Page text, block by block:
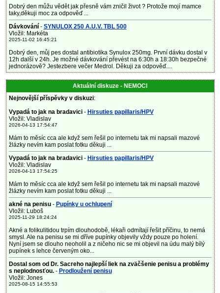
Dobrý den můžu vědět jak přesně vám zničil život ? Protože mojí mamce
taky,děkuji moc za odpověď ...
Dávkování - SYNULOX 250 A.U.V. TBL 500
Vložil: Markéta
2025-11-02 16:45:21
Dobrý den, můj pes dostal antibiotika Synulox 250mg. První dávku dostal v
12h další v 24h. Je možné dávkování převést na 6:30h a 18:30h bezpečné
jednorázově? Jestezbere večer Medrol. Děkuji za odpověď....
Aktuální diskuze - NEMOCI
Nejnovější příspěvky v diskuzi:
Vypadá to jak na bradavici - Hirsuties papillaris/HPV
Vložil: Vladislav
2026-04-13 17:54:47
Mám to měsíc cca ale když sem řešil po internetu tak mi napsali mazové
žlázky nevím kam poslat fotku děkuji ...
Vypadá to jak na bradavici - Hirsuties papillaris/HPV
Vložil: Vladislav
2026-04-13 17:54:25
Mám to měsíc cca ale když sem řešil po internetu tak mi napsali mazové
žlázky nevím kam poslat fotku děkuji ...
akné na penisu- Pupínky u ochlupení
Vložil: Luboš
2025-11-29 18:24:24
Akné a folikulitidou trpím dlouhodobě, lékaři odmítají řešit příčinu, to nemá
smysl. Ale na penisu se mi dříve pupínky objevily vždy pouze po holení.
Nyní jsem se dlouho neoholil a z ničeho nic se mi objevil na údu malý bílý
pupínek s lehce červeným oko...
Dostal som od Dr. Sacreho najlepší liek na zväčšenie penisu a problémy
s neplodnosťou.- Prodloužení penisu
Vložil: Jones
2025-08-15 14:55:53